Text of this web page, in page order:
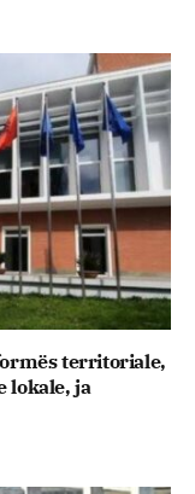
territoriale,
lokale, ja